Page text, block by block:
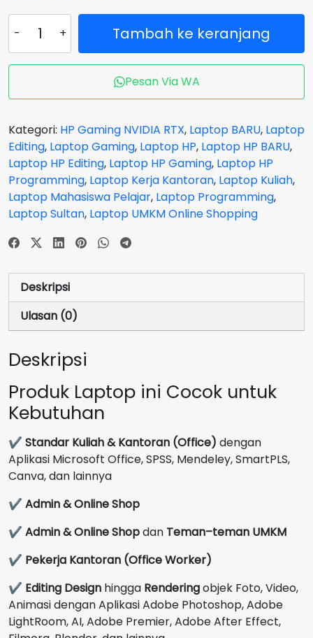
Laptop
HP
Victus
FA0178TX
Core
i5
12450H
VGA
NVIDIA
RTX
3050
16
GB
SSD
512
Mica
Tambah ke keranjang
Pesan Via WA
Kategori: HP Gaming NVIDIA RTX, Laptop BARU, Laptop
Editing, Laptop Gaming, Laptop HP, Laptop HP BARU,
Laptop HP Editing, Laptop HP Gaming, Laptop HP
Programming, Laptop Kerja Kantoran, Laptop Kuliah,
Laptop Mahasiswa Pelajar, Laptop Programming,
Laptop Sultan, Laptop UMKM Online Shopping
Deskripsi
Ulasan (0)
Deskripsi
Produk Laptop ini Cocok untuk
Kebutuhan
✔ Standar Kuliah & Kantoran (Office) dengan
Aplikasi Microsoft Office, SPSS, Mendeley, SmartPLS,
Canva, dan lainnya
✔ Admin & Online Shop
✔ Admin & Online Shopdan Teman–teman UMKM
✔ Pekerja Kantoran (Office Worker)
✔ Editing Design hingga Renderingobjek Foto, Video,
Animasi dengan Aplikasi Adobe Photoshop, Adobe
LightRoom, AI, Adobe Premier, Adobe After Effect,